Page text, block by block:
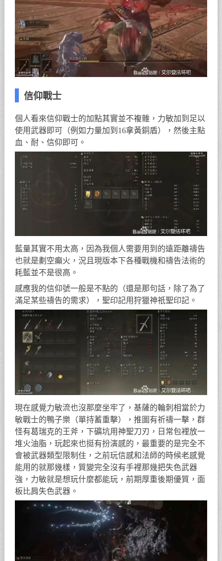
信仰戰士
個人看來信仰戰士的加點其實並不複雜，力敏加到足以
使用武器即可（例如力量加到16拿黃銅盾），然後主點
血、耐、信仰即可。
藍量其實不用太高，因為我個人需要用到的遠距離禱告
也就是劃空癲火，況且現版本下各種戰機和禱告法術的
耗藍並不是很高。
感應我的信仰號一般是不點的（還是那句話，除了為了
滿足某些禱告的需求），聖印記用狩獵神祇聖印記。
現在感覺力敏流也沒那麼坐牢了，基薩的輪刺相當於力
敏戰士的鴨子樂（單持蓄重擊），推圖有祈禱一擊，群
怪有葛瑞克的王斧，下礦坑用神聖刀刃，日常包裡放一
堆火油脂，玩起來也挺有扮演感的，最重要的是完全不
會被武器類型限制住，之前玩信感和法師的時候老感覺
能用的就那幾樣，質變完全沒有手裡那幾把失色武器
強，力敏就是想玩什麼都能玩，前期厚重後期優質，面
板比肩失色武器。